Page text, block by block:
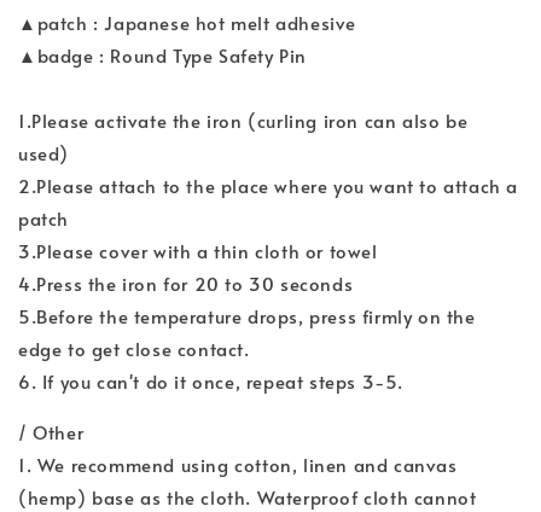
▲patch : Japanese hot melt adhesive
▲badge : Round Type Safety Pin
1.Please activate the iron (curling iron can also be
used)
2.Please attach to the place where you want to attach a
patch
3.Please cover with a thin cloth or towel
4.Press the iron for 20 to 30 seconds
5.Before the temperature drops, press firmly on the
edge to get close contact.
6. If you can't do it once, repeat steps 3-5.
/ Other
1. We recommend using cotton, linen and canvas
(hemp) base as the cloth. Waterproof cloth cannot